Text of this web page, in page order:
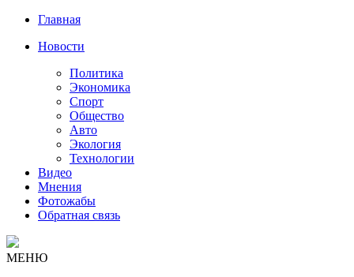
Главная
Новости
Политика
Экономика
Спорт
Общество
Авто
Экология
Технологии
Видео
Мнения
Фотожабы
Обратная связь
МЕНЮ